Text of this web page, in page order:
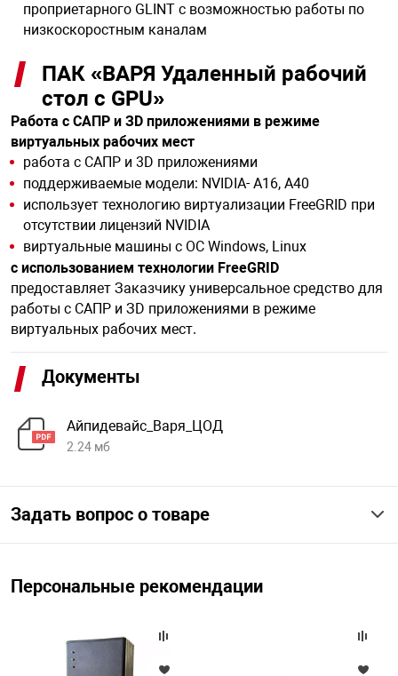
проприетарного GLINT с возможностью работы по
низкоскоростным каналам
ПАК «ВАРЯ Удаленный рабочий
стол с GPU»
Работа с САПР и ЗD приложениями в режиме
виртуальных рабочих мест
работа с САПР и 3D приложениями
поддерживаемые модели: NVIDIA- A16, A40
использует технологию виртуализации FreeGRID при
отсутствии лицензий NVIDIA
виртуальные машины с ОС Windows, Linux
с использованием технологии FreeGRID
предоставляет Заказчику универсальное средство для
работы с САПР и ЗD приложениями в режиме
виртуальных рабочих мест.
Документы
Айпидевайс_Варя_ЦОД
2.24 мб
Задать вопрос о товаре
Персональные рекомендации